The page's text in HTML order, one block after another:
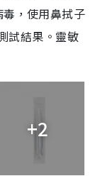
，使用鼻拭子
試結果。靈敏
+2